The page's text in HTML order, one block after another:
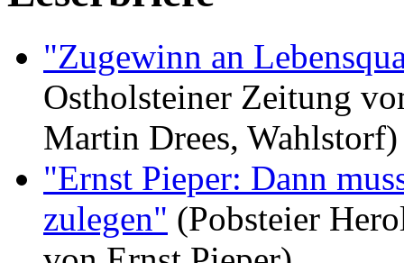
"Zugewinn an
Ostholsteiner Zeitung
Martin Drees, Wahlstorf)
"Ernst Pieper: Dann
zulegen" (Pobsteier